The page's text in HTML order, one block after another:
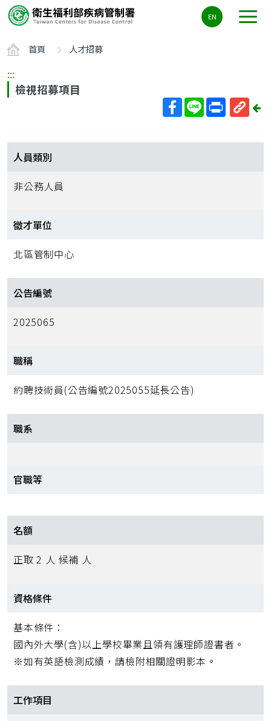
要
容
ALT+C
EN
首頁 人才招募
:::
檢視招募項目
回
人員類別
非公務人員
徵才單位
北區管制中心
公告編號
2025065
職稱
約聘技術員(公告編號2025055延長公告)
職系
官職等
名額
正取 2 人 候補 人
資格條件
基本條件：
國內外大學(含)以上學校畢業且領有護理師證書者。
※如有英語檢測成績，請檢附相關證明影本。
工作項目